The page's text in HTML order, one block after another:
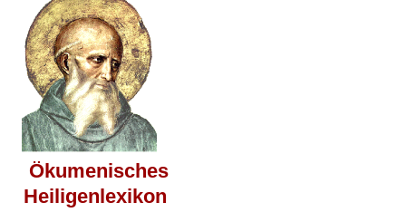
Ökumenisches
Heiligenlexikon